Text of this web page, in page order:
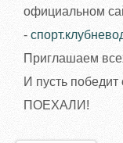
официальном
-
Приглашаем
И пусть
ПОЕХАЛИ!